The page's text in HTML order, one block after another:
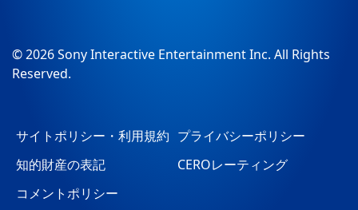
© 2026 Sony Interactive Entertainment Inc. All Rights
Reserved.
サイトポリシー・利用規約 プライバシーポリシー
知的財産の表記
CEROレーティング
コメントポリシー